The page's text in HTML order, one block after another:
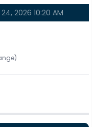
2026 10:20 AM